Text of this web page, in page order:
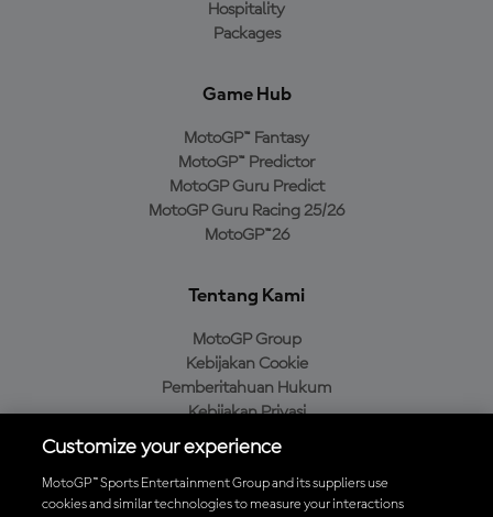
Hospitality
Packages
Game Hub
MotoGP™ Fantasy
MotoGP™ Predictor
MotoGP Guru Predict
MotoGP Guru Racing 25/26
MotoGP™26
Tentang Kami
MotoGP Group
Kebijakan Cookie
Pemberitahuan Hukum
Kebijakan Privasi
Kebijakan Pembelian
Customize your experience
MotoGP™ Sports Entertainment Group and its suppliers use
cookies and similar technologies to measure your interactions